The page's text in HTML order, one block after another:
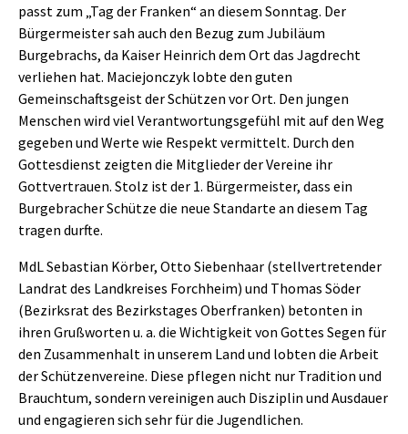
passt zum „Tag der Franken“ an diesem Sonntag. Der
Bürgermeister sah auch den Bezug zum Jubiläum
Burgebrachs, da Kaiser Heinrich dem Ort das Jagdrecht
verliehen hat. Maciejonczyk lobte den guten
Gemeinschaftsgeist der Schützen vor Ort. Den jungen
Menschen wird viel Verantwortungsgefühl mit auf den Weg
gegeben und Werte wie Respekt vermittelt. Durch den
Gottesdienst zeigten die Mitglieder der Vereine ihr
Gottvertrauen. Stolz ist der 1. Bürgermeister, dass ein
Burgebracher Schütze die neue Standarte an diesem Tag
tragen durfte.
MdL Sebastian Körber, Otto Siebenhaar (stellvertretender
Landrat des Landkreises Forchheim) und Thomas Söder
(Bezirksrat des Bezirkstages Oberfranken) betonten in
ihren Grußworten u. a. die Wichtigkeit von Gottes Segen für
den Zusammenhalt in unserem Land und lobten die Arbeit
der Schützenvereine. Diese pflegen nicht nur Tradition und
Brauchtum, sondern vereinigen auch Disziplin und Ausdauer
und engagieren sich sehr für die Jugendlichen.